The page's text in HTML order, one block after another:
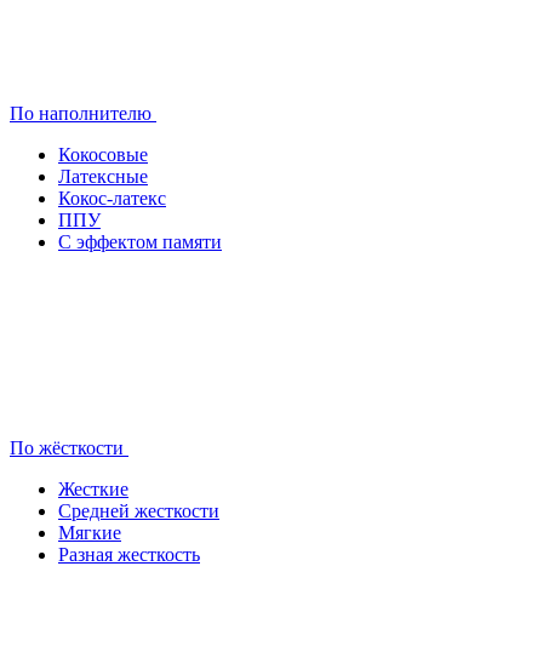
По наполнителю
Кокосовые
Латексные
Кокос-латекс
ППУ
С эффектом памяти
По жёсткости
Жесткие
Средней жесткости
Мягкие
Разная жесткость